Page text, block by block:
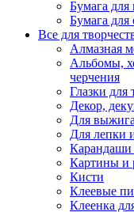
Бумага для
Бумага
Все для
Алмазная
Альбомы,
черчения
Глазки для
Декор,
Для
Для лепки
Карандаши
Картины и
Кисти
Клеевые
Клеенка